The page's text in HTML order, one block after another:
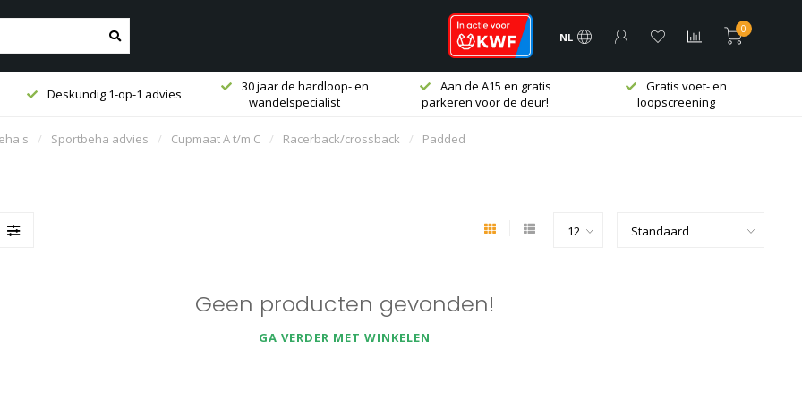
NL
0
Deskundig 1-op-1 advies
30 jaar de hardloop- en
wandelspecialist
Aan de A15 en gratis
parkeren voor de deur!
Gratis voet- en
loopscreening
/ Sportbeha advies / Cupmaat A t/m C / Racerback/crossback / Padded
Geen producten gevonden!
GA VERDER MET WINKELEN